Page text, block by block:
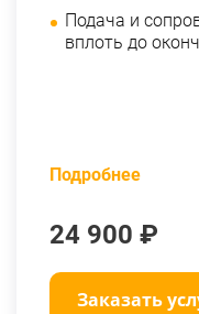
Подача и
вплоть до
Подробнее
24 900 ₽
Заказать